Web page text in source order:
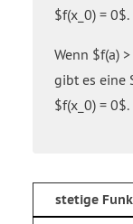
$f(x_0) = 0$.
Wenn $f(a)
gibt es eine
$f(x_0) = 0$.
stetige